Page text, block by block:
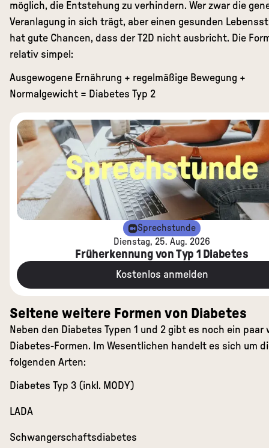
möglich, die Entstehung zu verhindern. Wer zwar die
Veranlagung in sich trägt, aber einen gesunden
hat gute Chancen, dass der T2D nicht ausbricht. Die
relativ simpel:
Ausgewogene Ernährung + regelmäßige Bewegung +
Normalgewicht = Diabetes Typ 2
Sprechstunde
Dienstag, 25. Aug. 2026
Früherkennung von Typ 1 Diabetes
Kostenlos anmelden
Seltene weitere Formen von Diabetes
Neben den Diabetes Typen 1 und 2 gibt es noch ein paar
Diabetes-Formen. Im Wesentlichen handelt es sich um
folgenden Arten:
Diabetes Typ 3 (inkl. MODY)
LADA
Schwangerschaftsdiabetes